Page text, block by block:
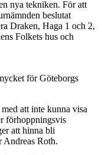
nya tekniken. För att
beslutat
Draken, Haga 1 och 2,
Folkets hus och
för Göteborgs
att inte kunna visa
förhoppningsvis
att hinna bli
Andreas Roth.